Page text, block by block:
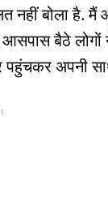
बोला है. मैं
बैठे लोगों
अपनी